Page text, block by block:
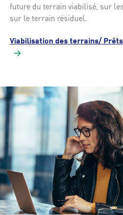
future du terrain viabilisé, sur
sur le terrain résiduel.
Viabilisation des terrains/